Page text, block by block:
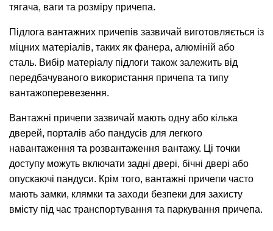
тягача, ваги та розміру причепа.
Підлога вантажних причепів зазвичай виготовляється із
міцних матеріалів, таких як фанера, алюміній або
сталь. Вибір матеріалу підлоги також залежить від
передбачуваного використання причепа та типу
вантажоперевезення.
Вантажні причепи зазвичай мають одну або кілька
дверей, порталів або пандусів для легкого
навантаження та розвантаження вантажу. Ці точки
доступу можуть включати задні двері, бічні двері або
опускаючі пандуси. Крім того, вантажні причепи часто
мають замки, клямки та заходи безпеки для захисту
вмісту під час транспортування та паркування причепа.